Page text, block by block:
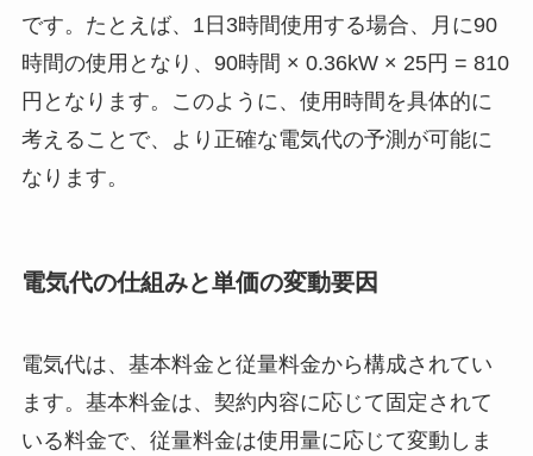
です。たとえば、1日3時間使用する場合、月に90
時間の使用となり、90時間 × 0.36kW × 25円 = 810
円となります。このように、使用時間を具体的に
考えることで、より正確な電気代の予測が可能に
なります。
電気代の仕組みと単価の変動要因
電気代は、基本料金と従量料金から構成されてい
ます。基本料金は、契約内容に応じて固定されて
いる料金で、従量料金は使用量に応じて変動しま